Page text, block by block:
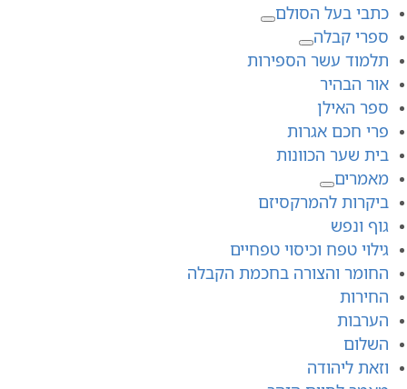
כתבי בעל הסולם
ספרי קבלה
תלמוד עשר הספירות
אור הבהיר
ספר האילן
פרי חכם אגרות
בית שער הכוונות
מאמרים
ביקרות להמרקסיזם
גוף ונפש
גילוי טפח וכיסוי טפחיים
החומר והצורה בחכמת הקבלה
החירות
הערבות
השלום
וזאת ליהודה